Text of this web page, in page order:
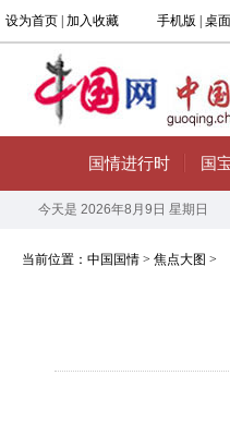
当前位置： 中国国情 > 焦点大图 >